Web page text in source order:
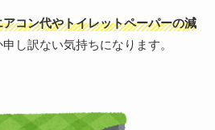
アコン代やトイレットペーパーの減
し訳ない気持ちになります。